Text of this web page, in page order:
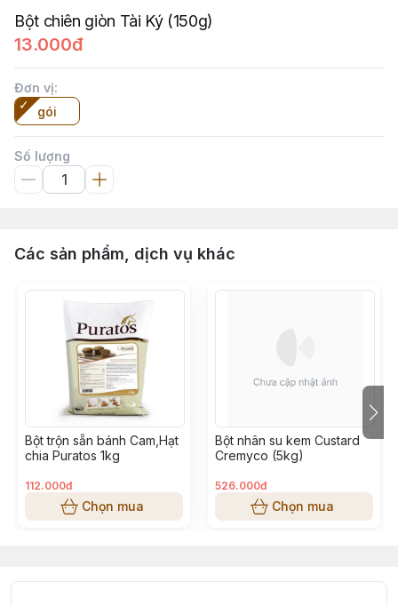
Bột chiên giòn Tài Ký (150g)
13.000đ
Đơn vị:
gói
Số lượng
Các sản phẩm, dịch vụ khác
Bột trộn sẵn bánh Cam,Hạt
chia Puratos 1kg
112.000đ
Chọn mua
Bột nhân su kem Custard
Cremyco (5kg)
526.000đ
Chọn mua